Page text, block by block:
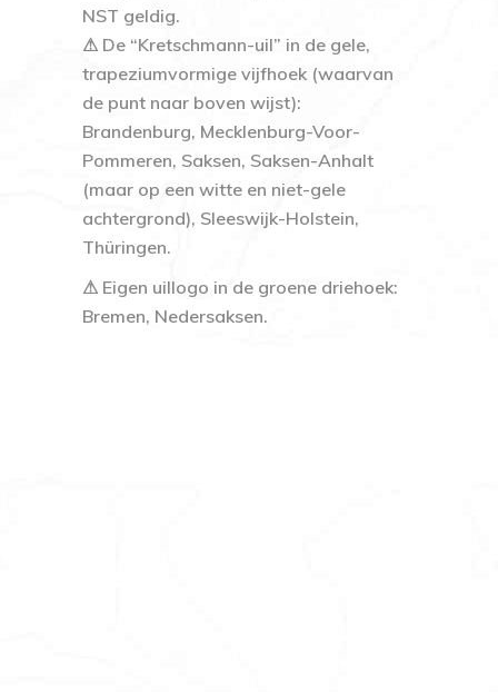
NST geldig.
⚠ De “Kretschmann-uil” in de gele,
trapeziumvormige vijfhoek (waarvan
de punt naar boven wijst):
Brandenburg, Mecklenburg-Voor-
Pommeren, Saksen, Saksen-Anhalt
(maar op een witte en niet-gele
achtergrond), Sleeswijk-Holstein,
Thüringen.
⚠ Eigen uillogo in de groene driehoek:
Bremen, Nedersaksen.